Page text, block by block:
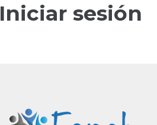
Iniciar sesión